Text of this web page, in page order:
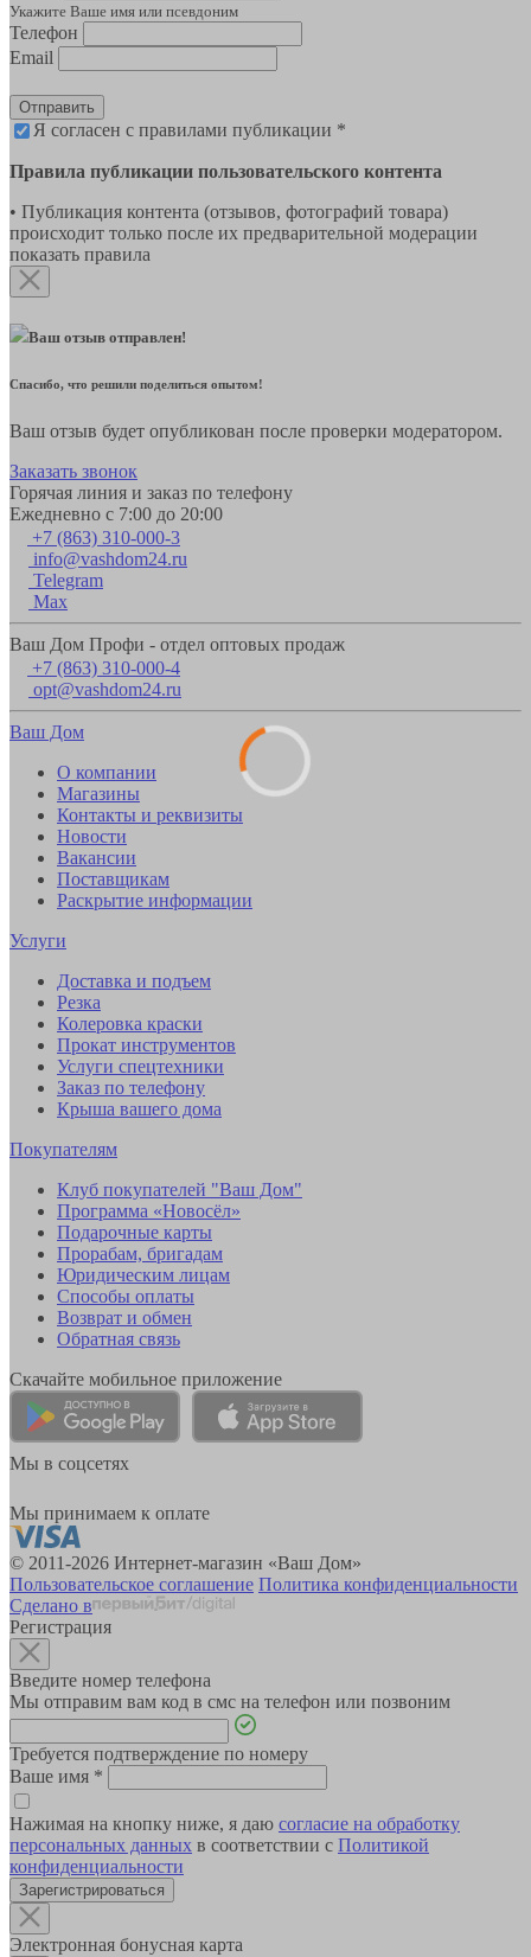
Укажите Ваше имя или псевдоним
Телефон
Email
Отправить
Я согласен с правилами публикации *
Правила публикации пользовательского контента
• Публикация контента (отзывов, фотографий товара)
происходит только после их предварительной модерации
показать правила
Ваш отзыв отправлен!
Спасибо, что решили поделиться опытом!
Ваш отзыв будет опубликован после проверки модератором.
Заказать звонок
Горячая линия и заказ по телефону
Ежедневно с 7:00 до 20:00
+7 (863) 310-000-3
info@vashdom24.ru
Telegram
Max
Ваш Дом Профи - отдел оптовых продаж
+7 (863) 310-000-4
opt@vashdom24.ru
Ваш Дом
О компании
Магазины
Контакты и реквизиты
Новости
Вакансии
Поставщикам
Раскрытие информации
Услуги
Доставка и подъем
Резка
Колеровка краски
Прокат инструментов
Услуги спецтехники
Заказ по телефону
Крыша вашего дома
Покупателям
Клуб покупателей "Ваш Дом"
Программа «Новосёл»
Подарочные карты
Прорабам, бригадам
Юридическим лицам
Способы оплаты
Возврат и обмен
Обратная связь
Скачайте мобильное приложение
Мы в соцсетях
Мы принимаем к оплате
© 2011-2026 Интернет-магазин «Ваш Дом»
Пользовательское соглашение Политика конфиденциальности
Сделано в
Регистрация
Введите номер телефона
Мы отправим вам код в смс на телефон или позвоним
Требуется подтверждение по номеру
Ваше имя *
Нажимая на кнопку ниже, я даю согласие на обработку
персональных данных в соответствии с Политикой
конфиденциальности
Зарегистрироваться
Электронная бонусная карта